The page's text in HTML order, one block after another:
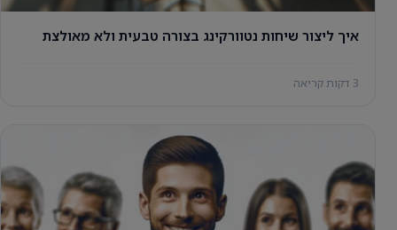
איך ליצור שיחות נטוורקינג בצורה טבעית ולא מאולצת
3 דקות קריאה